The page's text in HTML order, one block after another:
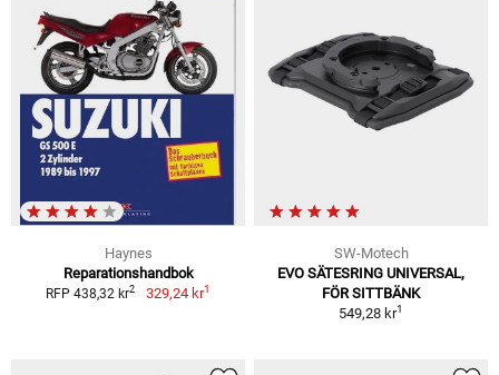
Haynes
Reparationshandbok
RFP 438,32 kr2 329,24 kr1
SW-Motech
EVO SÄTESRING UNIVERSAL,
FÖR SITTBÄNK
549,28 kr1